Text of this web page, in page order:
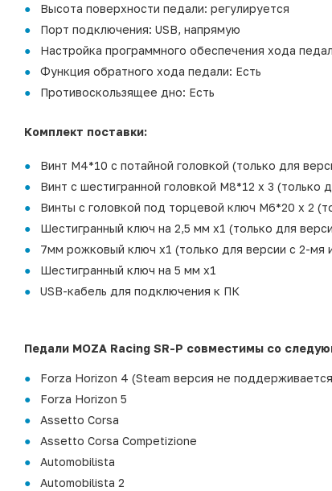
Высота поверхности педали: регулируется
Порт подключения: USB, напрямую
Настройка программного обеспечения хода
Функция обратного хода педали: Есть
Противоскользящее дно: Есть
Комплект поставки:
Винт M4*10 с потайной головкой (только для
Винт с шестигранной головкой M8*12 x 3 (только
Винты с головкой под торцевой ключ M6*20 x 2
Шестигранный ключ на 2,5 мм x1 (только для
7мм рожковый ключ x1 (только для версии с 2-мя
Шестигранный ключ на 5 мм x1
USB-кабель для подключения к ПК
Педали MOZA Racing SR-P совместимы со
Forza Horizon 4 (Steam версия не
Forza Horizon 5
Assetto Corsa
Assetto Corsa Competizione
Automobilista
Automobilista 2